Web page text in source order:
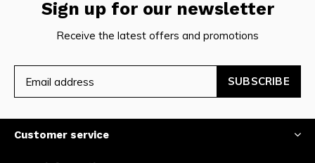
Sign up for our newsletter
Receive the latest offers and promotions
SUBSCRIBE
Customer service